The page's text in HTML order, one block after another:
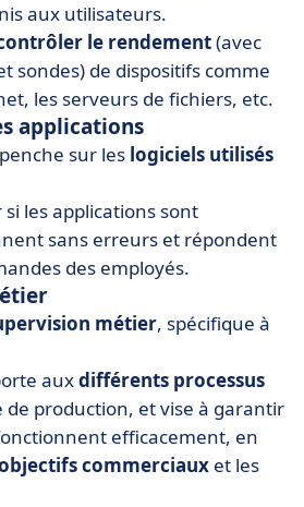
aux utilisateurs.
le rendement(avec
sondes) de dispositifs comme
les serveurs de fichiers, etc.
applications
sur les logiciels utilisés
si les applications sont
sans erreurs et répondent
des employés.
métier, spécifique à
auxdifférents processus
de production, et vise à garantir
efficacement, en
commerciaux et les